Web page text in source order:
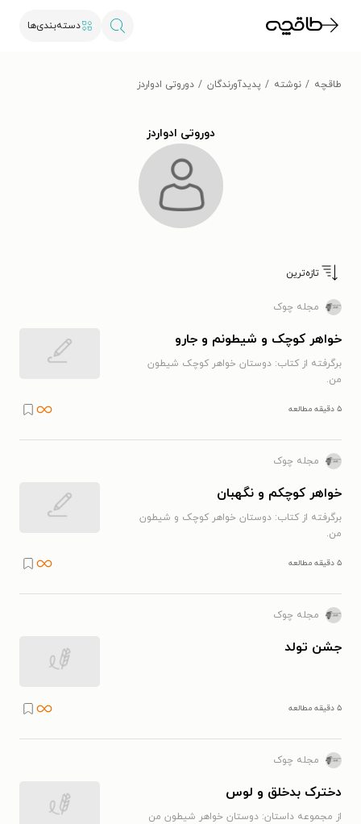
دسته‌بندی‌ها
طاقچه نوشته پدیدآورندگان دوروتی ادواردز
دوروتی ادواردز
تازه‌ترین
مجله چوک
خواهر کوچک و شیطونم و جارو
برگرفته از کتاب: دوستان خواهر کوچک شیطون
من.
۵ دقیقه مطالعه
مجله چوک
خواهر کوچکم و نگهبان
برگرفته از کتاب: دوستان خواهر کوچک و شیطون
من.
۵ دقیقه مطالعه
مجله چوک
جشن تولد
۵ دقیقه مطالعه
مجله چوک
دخترک بدخلق و لوس
از مجموعه داستان: دوستان خواهر شیطون من